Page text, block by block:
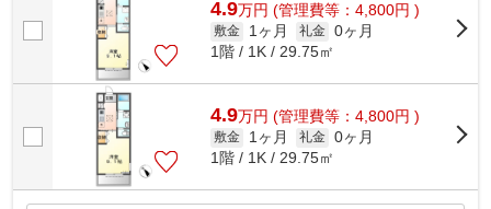
4.9万円 (管理費等：4,800円 )
敷金 1ヶ月 礼金 0ヶ月
1階 / 1K / 29.75㎡
4.9万円 (管理費等：4,800円 )
敷金 1ヶ月 礼金 0ヶ月
1階 / 1K / 29.75㎡